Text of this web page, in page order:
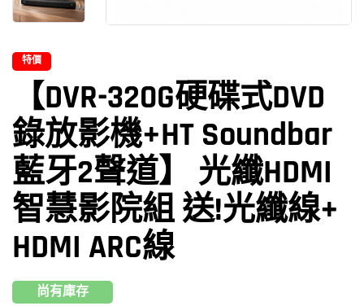
特價
【DVR-320G硬碟式DVD
錄放影機+HT Soundbar
藍牙2聲道】 光纖HDMI
智慧影院組 送!光纖線+
HDMI ARC線
尚有庫存